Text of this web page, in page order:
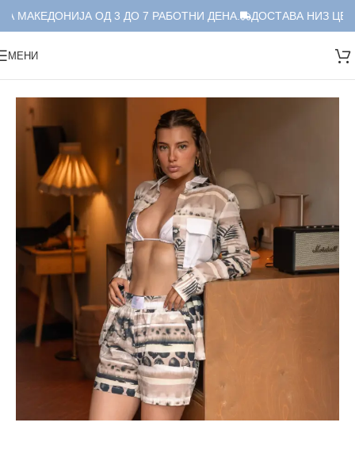
МАКЕДОНИЈА ОД 3 ДО 7 РАБОТНИ ДЕНА. ДОСТАВА НИЗ
МЕНИ